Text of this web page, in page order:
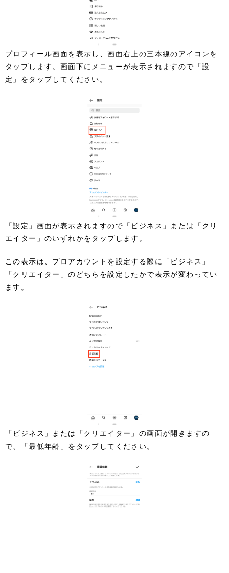
プロフィール画面を表示し、画面右上の三本線のアイコンを
タップします。画面下にメニューが表示されますので「設
定」をタップしてください。
「設定」画面が表示されますので「ビジネス」または「クリ
エイター」のいずれかをタップします。
この表示は、プロアカウントを設定する際に「ビジネス」
「クリエイター」のどちらを設定したかで表示が変わってい
ます。
「ビジネス」または「クリエイター」の画面が開きますの
で、「最低年齢」をタップしてください。